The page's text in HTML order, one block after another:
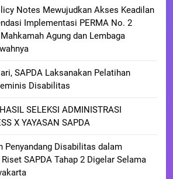
Notes Mewujudkan Akses Keadilan
Implementasi PERMA No. 2
Agung dan Lembaga
SAPDA Laksanakan Pelatihan
Disabilitas
SELEKSI ADMINISTRASI
X YAYASAN SAPDA
Penyandang Disabilitas dalam
SAPDA Tahap 2 Digelar Selama